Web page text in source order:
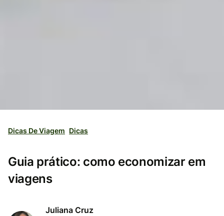
Dicas De Viagem Dicas
Guia prático: como economizar em
viagens
Juliana Cruz